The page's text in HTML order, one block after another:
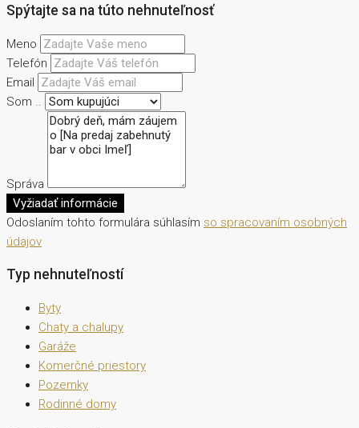
Spýtajte sa na túto nehnuteľnosť
Meno
Telefón
Email
Som ..
Správa
Vyžiadať informácie
Odoslaním tohto formulára súhlasím so spracovaním osobných
údajov
Typ nehnuteľností
Byty
Chaty a chalupy
Garáže
Komerčné priestory
Pozemky
Rodinné domy